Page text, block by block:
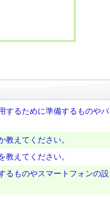
するために準備するものやパ
教えてください。
教えてください。
るものやスマートフォンの設